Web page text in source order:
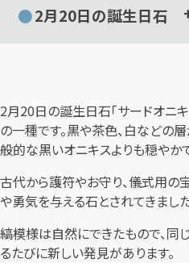
2月20日の誕生日石
2月20日の誕生日石「サードオニ
の一種です。黒や茶色、白などの
般的な黒いオニキスよりも穏やか
古代から護符やお守り、儀式用の
や勇気を与える石とされてきました
縞模様は自然にできたもので、同
るたびに新しい発見があります。